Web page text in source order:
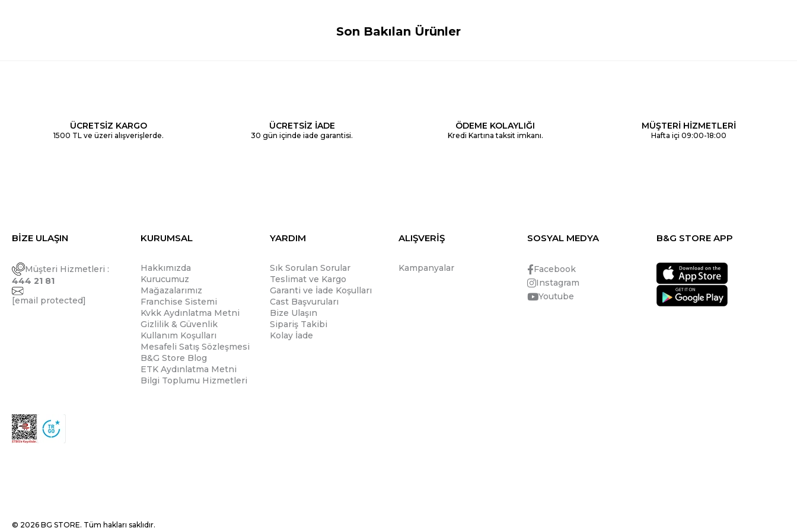
Son Bakılan Ürünler
ÜCRETSİZ KARGO
1500 TL ve üzeri alışverişlerde.
ÜCRETSİZ İADE
30 gün içinde iade garantisi.
ÖDEME KOLAYLIĞI
Kredi Kartına taksit imkanı.
MÜŞTERİ HİZMETLERİ
Hafta içi 09:00-18:00
BİZE ULAŞIN
Müşteri Hizmetleri :
444 21 81
[email protected]
KURUMSAL
Hakkımızda
Kurucumuz
Mağazalarımız
Franchise Sistemi
Kvkk Aydınlatma Metni
Gizlilik & Güvenlik
Kullanım Koşulları
Mesafeli Satış Sözleşmesi
B&G Store Blog
ETK Aydınlatma Metni
Bilgi Toplumu Hizmetleri
YARDIM
Sık Sorulan Sorular
Teslimat ve Kargo
Garanti ve İade Koşulları
Cast Başvuruları
Bize Ulaşın
Sipariş Takibi
Kolay İade
ALIŞVERİŞ
Kampanyalar
SOSYAL MEDYA
Facebook
Instagram
Youtube
B&G STORE APP
© 2026 BG STORE. Tüm hakları saklıdır.